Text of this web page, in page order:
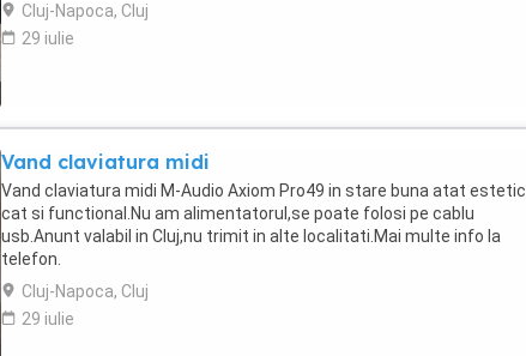
Cluj-Napoca, Cluj
29 iulie
Vand claviatura midi
Vand claviatura midi M-Audio Axiom Pro49 in stare buna atat estetic
cat si functional.Nu am alimentatorul,se poate folosi pe cablu
usb.Anunt valabil in Cluj,nu trimit in alte localitati.Mai multe info la
telefon.
Cluj-Napoca, Cluj
29 iulie